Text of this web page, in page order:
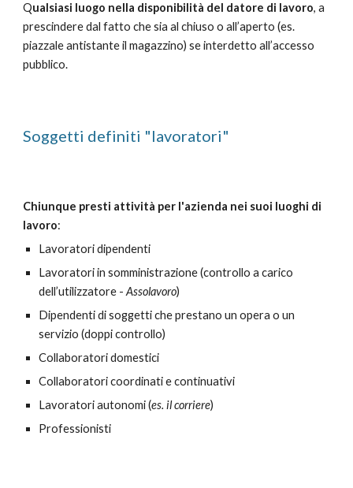
Qualsiasi luogo nella disponibilità del datore di lavoro, a
prescindere dal fatto che sia al chiuso o all’aperto (es.
piazzale antistante il magazzino) se interdetto all’accesso
pubblico.
Soggetti definiti "lavoratori"
Chiunque presti attività per l'azienda nei suoi luoghi di
lavoro:
Lavoratori dipendenti
Lavoratori in somministrazione (controllo a carico
dell’utilizzatore -Assolavoro)
Dipendenti di soggetti che prestano un opera o un
servizio (doppi controllo)
Collaboratori domestici
Collaboratori coordinati e continuativi
Lavoratori autonomi (es. il corriere)
Professionisti